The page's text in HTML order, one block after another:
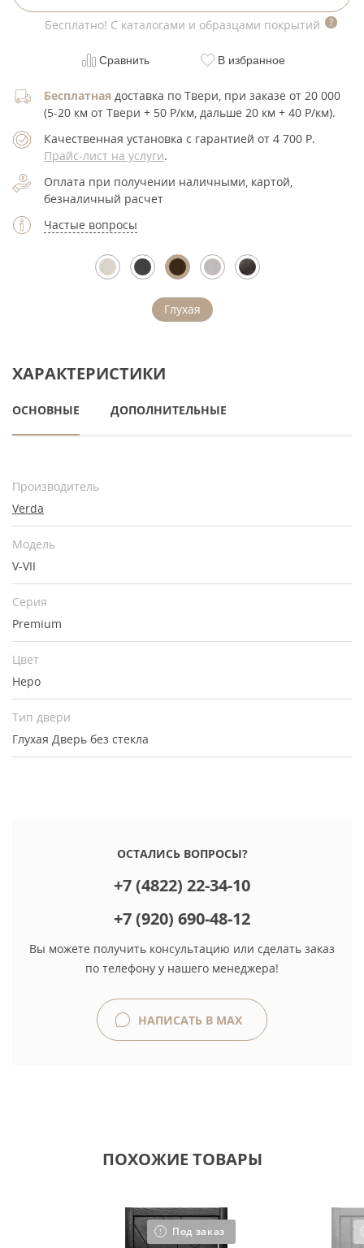
Бесплатно! С каталогами и образцами покрытий
Сравнить В избранное
Бесплатная доставка по Твери, при заказе от 20 000
(5-20 км от Твери + 50 Р/км, дальше 20 км + 40 Р/км).
Качественная установка с гарантией от 4 700 Р.
Прайс-лист на услуги.
Оплата при получении наличными, картой,
безналичный расчет
Частые вопросы
Глухая
ХАРАКТЕРИСТИКИ
ОСНОВНЫЕ ДОПОЛНИТЕЛЬНЫЕ
Производитель
Verda
Модель
V-VII
Серия
Premium
Цвет
Неро
Тип двери
Глухая Дверь без стекла
ОСТАЛИСЬ ВОПРОСЫ?
+7 (4822) 22-34-10
+7 (920) 690-48-12
Вы можете получить консультацию или сделать заказ
по телефону у нашего менеджера!
НАПИСАТЬ В MAX
ПОХОЖИЕ ТОВАРЫ
Под заказ